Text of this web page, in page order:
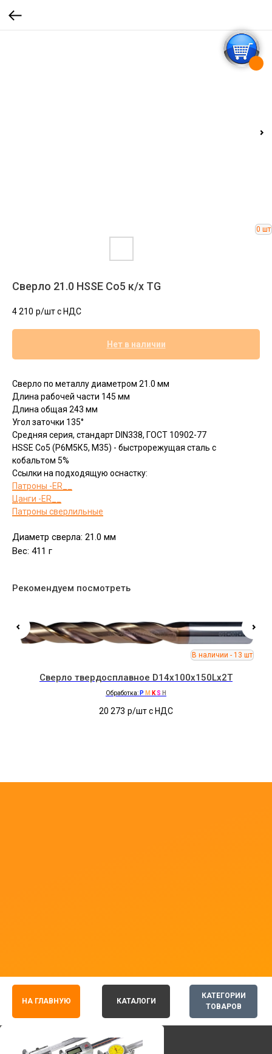
Сверло 21.0 HSSE Co5 к/х TG
4 210 р/шт c НДС
Нет в наличии
Сверло по металлу диаметром 21.0 мм
Длина рабочей части 145 мм
Длина общая 243 мм
Угол заточки 135°
Средняя серия, стандарт DIN338, ГОСТ 10902-77
HSSЕ Сo5 (Р6М5К5, М35) - быстрорежущая сталь с
кобальтом 5%
Ссылки на подходящую оснастку:
Патроны -ER__
Цанги -ER__
Патроны сверлильные
Диаметр сверла: 21.0 мм
Вес: 411 г
Рекомендуем посмотреть
Сверло твердосплавное D14x100x150Lx2T
Обработка: P M K S H
20 273 р/шт c НДС
КАТЕГОРИИ
ТОВАРОВ
НА ГЛАВНУЮ КАТАЛОГИ